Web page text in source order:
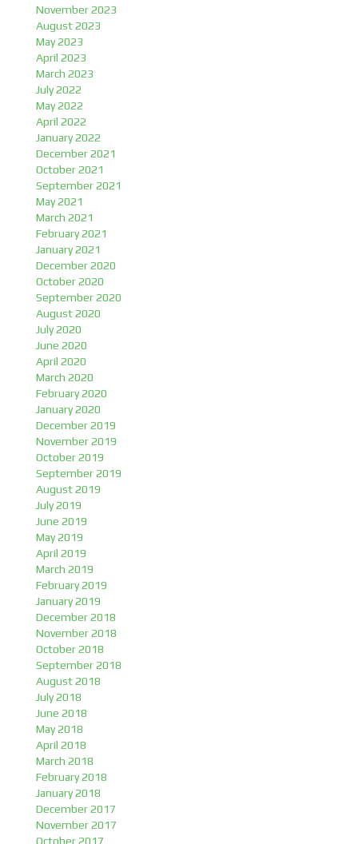
November 2023
August 2023
May 2023
April 2023
March 2023
July 2022
May 2022
April 2022
January 2022
December 2021
October 2021
September 2021
May 2021
March 2021
February 2021
January 2021
December 2020
October 2020
September 2020
August 2020
July 2020
June 2020
April 2020
March 2020
February 2020
January 2020
December 2019
November 2019
October 2019
September 2019
August 2019
July 2019
June 2019
May 2019
April 2019
March 2019
February 2019
January 2019
December 2018
November 2018
October 2018
September 2018
August 2018
July 2018
June 2018
May 2018
April 2018
March 2018
February 2018
January 2018
December 2017
November 2017
October 2017